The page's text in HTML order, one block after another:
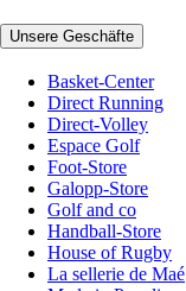
Unsere Geschäfte
Basket-Center
Direct Running
Direct-Volley
Espace Golf
Foot-Store
Galopp-Store
Golf and co
Handball-Store
House of Rugby
La sellerie de Maé